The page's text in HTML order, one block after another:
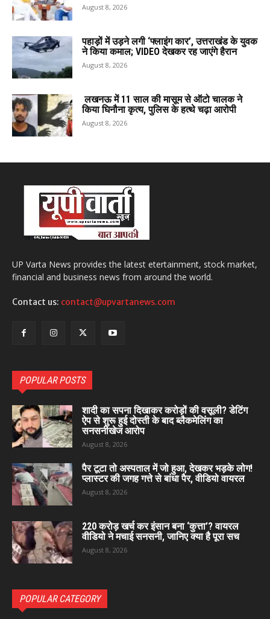
August 8, 2026
पहाड़ों में उड़ने लगी ‘फ्लाइंग कार’, उत्तराखंड के युवक
ने किया कमाल; VIDEO देखकर रह जाएंगे हैरान
August 8, 2026
लखनऊ में 11 साल की मासूम से ऑटो चालक ने
किया घिनौना कृत्य, पुलिस के हत्थे चढ़ा आरोपी
August 8, 2026
UP Varta News provides the latest etertainment, stock market,
financial and business news from around the world.
Contact us: contact@upvartanews.com
POPULAR POSTS
शादी का सपना दिखाकर करोड़ों की वसूली? डेटिंग
ऐप से शुरू हुई दोस्ती के बाद ब्लैकमेलिंग का
सनसनीखेज आरोप
August 8, 2026
पैर टूटा तो अस्पताल में जो हुआ, देखकर भड़के लोग!
प्लास्टर की जगह गत्ते से बांधा पैर, वीडियो वायरल
August 8, 2026
220 करोड़ खर्च कर इंसान बना ‘कुत्ता’? वायरल
वीडियो ने मचाई सनसनी, जानिए क्या है पूरा सच
August 8, 2026
POPULAR CATEGORY